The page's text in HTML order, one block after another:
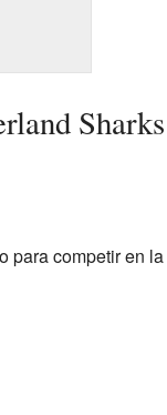
Sharks
para competir en